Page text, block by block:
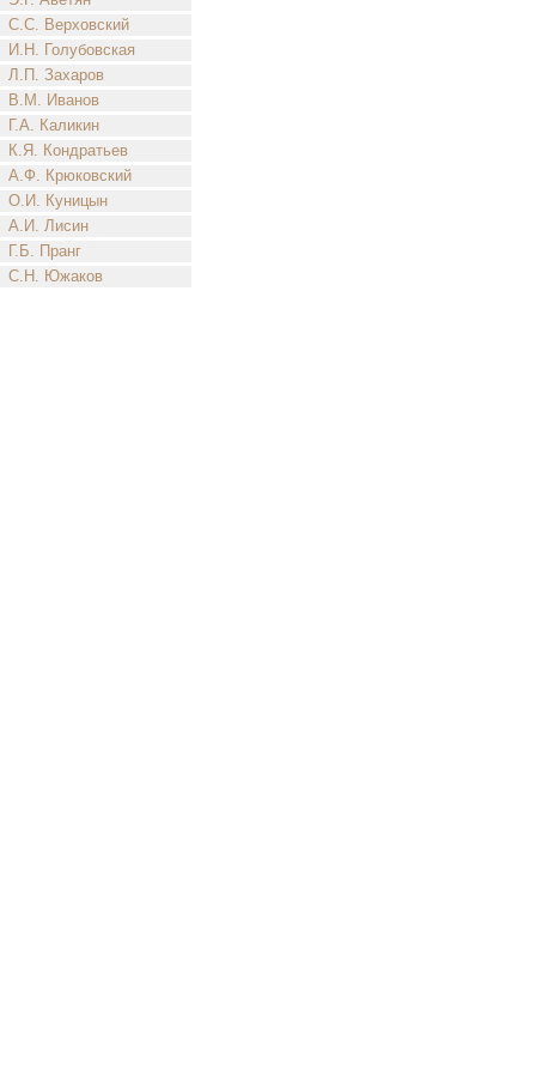
С.С. Верховский
И.Н. Голубовская
Л.П. Захаров
В.М. Иванов
Г.А. Каликин
К.Я. Кондратьев
А.Ф. Крюковский
О.И. Куницын
А.И. Лисин
Г.Б. Пранг
С.Н. Южаков